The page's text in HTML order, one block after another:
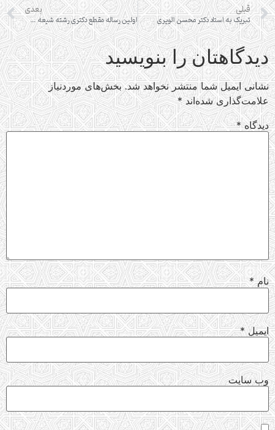
قبلی
تبریک به استاد دکتر محسن الویری
بعدی
اولین رساله مقطع دکتری رشته شیعه شناسی کشور دفاع شد
دیدگاهتان را بنویسید
نشانی ایمیل شما منتشر نخواهد شد. بخش‌های موردنیاز
علامت‌گذاری شده‌اند*
دیدگاه*
نام*
ایمیل*
وب‌ سایت